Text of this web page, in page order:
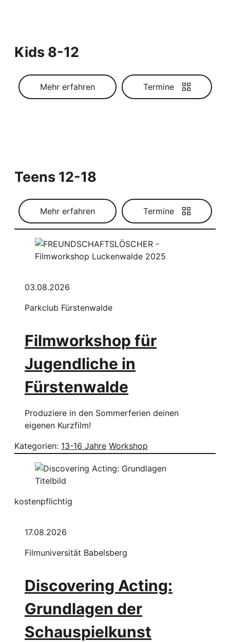
Kids 8-12
Mehr erfahren Termine
Teens 12-18
Mehr erfahren Termine
03.08.2026
Parkclub Fürstenwalde
Filmworkshop für
Jugendliche in
Fürstenwalde
Produziere in den Sommerferien deinen
eigenen Kurzfilm!
Kategorien: 13-16 Jahre Workshop
kostenpflichtig
17.08.2026
Filmuniversität Babelsberg
Discovering Acting:
Grundlagen der
Schauspielkunst